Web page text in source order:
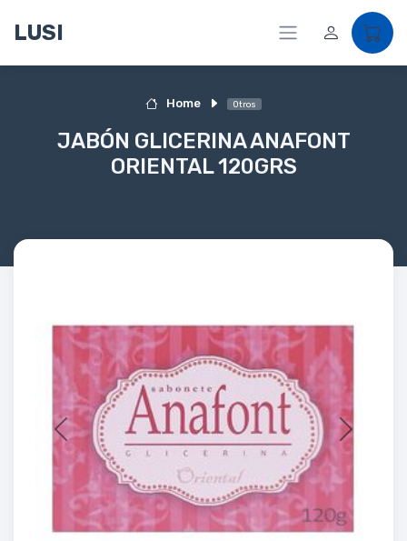
LUSI
Home Otros
JABÓN GLICERINA ANAFONT
ORIENTAL 120GRS
Previous Next